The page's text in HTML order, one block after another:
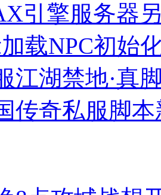
引擎服务器
载NPC初始
江湖禁地·真
传奇私服脚